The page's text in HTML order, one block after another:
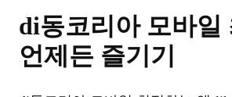
di동코리아 모바일
언제든 즐기기